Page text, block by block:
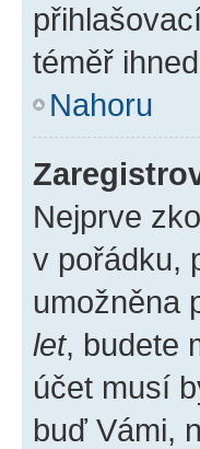
téměř
Nahoru
Nejprve
v pořádku,
umožněna
let, budete
účet musí
buď Vámi,